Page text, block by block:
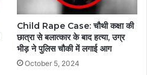
Child Rape Case: चौथी कक्षा की
छात्रा से बलात्कार के बाद हत्या, उग्र
भीड़ ने पुलिस चौकी में लगाई आग
October 5, 2024